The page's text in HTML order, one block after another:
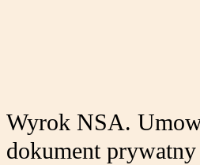
Wyrok NSA.
dokument